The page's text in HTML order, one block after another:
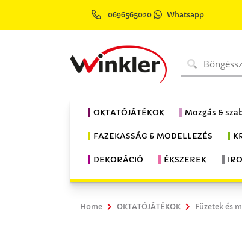
0696565020 Whatsapp
OKTATÓJÁTÉKOK Mozgás &
FAZEKASSÁG & MODELLEZÉS
DEKORÁCIÓ ÉKSZEREK
Home OKTATÓJÁTÉKOK Füzetek és